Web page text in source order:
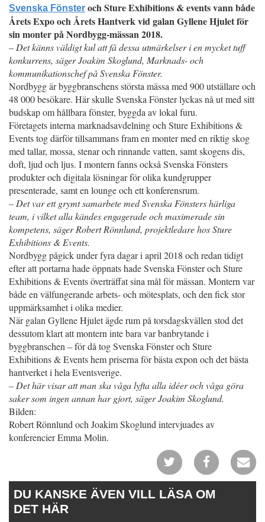
Svenska Fönster och Sture Exhibitions & events vann både
Årets Expo och Årets Hantverk vid galan Gyllene Hjulet för
sin monter på Nordbygg-mässan 2018.
– Det känns väldigt kul att få dessa utmärkelser i en mycket tuff
konkurrens, säger Joakim Skoglund, Marknads- och
kommunikationschef på Svenska Fönster.
Nordbygg är byggbranschens största mässa med 900 utställare och
48 000 besökare. Här skulle Svenska Fönster lyckas nå ut med sitt
budskap om hållbara fönster, byggda av lokal furu.
Företagets interna marknadsavdelning och Sture Exhibitions &
Events tog därför tillsammans fram en monter med en riktig skog
med tallar, mossa, stenar och rinnande vatten, samt skogens dis,
doft, ljud och ljus. I montern fanns också Svenska Fönsters
produkter och digitala lösningar för olika kundgrupper
presenterade, samt en lounge och ett konferensrum.
– Det var ett grymt samarbete med Svenska Fönsters härliga
team, i vilket alla kändes engagerade och maximerade sin
kompetens, säger Robert Rönnlund, projektledare hos Sture
Exhibitions & Events.
Nordbygg pågick under fyra dagar i april 2018 och redan tidigt
efter att portarna hade öppnats hade Svenska Fönster och Sture
Exhibitions & Events överträffat sina mål för mässan. Montern var
både en välfungerande arbets- och mötesplats, och den fick stor
uppmärksamhet i olika medier.
När galan Gyllene Hjulet ägde rum på torsdagskvällen stod det
dessutom klart att montern inte bara var banbrytande i
byggbranschen – för då tog Svenska Fönster och Sture
Exhibitions & Events hem priserna för bästa expon och det bästa
hantverket i hela Eventsverige.
– Det här visar att man ska våga lyfta alla idéer och våga göra
saker som ingen annan har gjort, säger Joakim Skoglund.
Bilden:
Robert Rönnlund och Joakim Skoglund intervjuades av
konferencier Emma Molin.
DU KANSKE ÄVEN VILL LÄSA OM
DET HÄR